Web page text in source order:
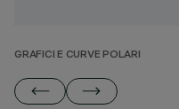
GRAFICI E CURVE POLARI